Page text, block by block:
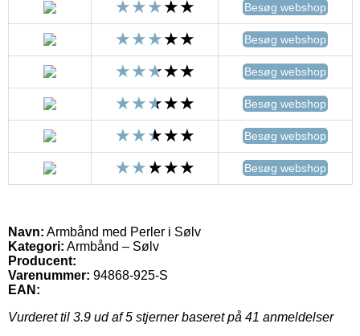
Besøg webshop
Besøg webshop
Besøg webshop
Besøg webshop
Besøg webshop
Besøg webshop
Navn: Armbånd med Perler i Sølv
Kategori: Armbånd – Sølv
Producent:
Varenummer: 94868-925-S
EAN:
Vurderet til 3.9 ud af 5 stjerner baseret på 41 anmeldelser